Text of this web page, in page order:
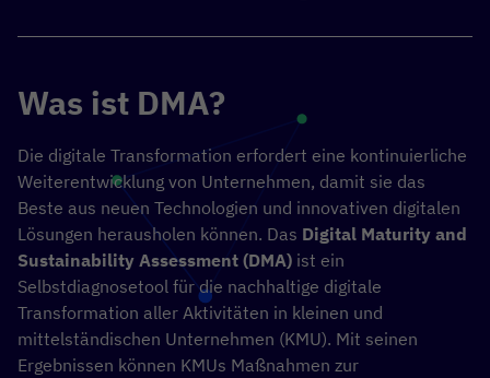
Was ist DMA?
Die digitale Transformation erfordert eine kontinuierliche
Weiterentwicklung von Unternehmen, damit sie das
Beste aus neuen Technologien und innovativen digitalen
Lösungen herausholen können. Das Digital Maturity and
Sustainability Assessment (DMA) ist ein
Selbstdiagnosetool für die nachhaltige digitale
Transformation aller Aktivitäten in kleinen und
mittelständischen Unternehmen (KMU). Mit seinen
Ergebnissen können KMUs Maßnahmen zur